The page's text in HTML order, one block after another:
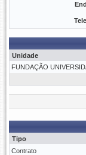
Unidade
FUNDAÇÃO
Tipo
Contrato